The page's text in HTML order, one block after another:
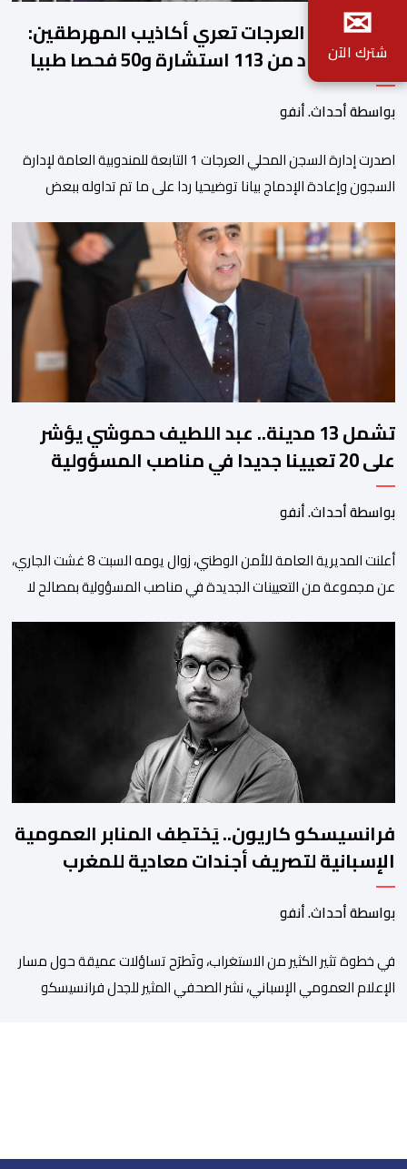
ادارة سجن العرجات تعري أكاذيب المهرطقين:
زيان استفاد من 113 استشارة و50 فحصا طبيا
بواسطة أحداث. أنفو
اصدرت إدارة السجن المحلي العرجات 1 التابعة للمندوبية العامة لإدارة
السجون وإعادة الإدماج بيانا توضيحيا ردا على ما تم تداوله ببعض
زيان، المعتقل بالمؤسسة ذاتها، وذلك لتنوير الرأي العام بالحقائق
والمعطيات الدقيقة.واوضحت إدارة المؤسسة السجنية أن المعني
بالأمر يستفيد منذ إيداعه من تتبع طبي منتظم ومستمر وفقا […]
تشمل 13 مدينة.. عبد اللطيف حموشي يؤشر
على 20 تعيينا جديدا في مناصب المسؤولية
بمصالح الأمن الوطني
بواسطة أحداث. أنفو
أعلنت المديرية العامة للأمن الوطني، زوال يومه السبت 8 غشت الجاري،
عن مجموعة من التعيينات الجديدة في مناصب المسؤولية بمصالح لا
والعروي وأسفي ووجدة والعيون والدار البيضاء وبني ملال وابن جرير
وطنجة وأصيلة، وذلك في إطار دينامية داخلية تهدف لضخ دماء جديدة
والاستعانة بكفاءات أمنية شابة ومتمرسة، […]
فرانسيسكو كاريون.. يَختطِف المنابر العمومية
الإسبانية لتصريف أجندات معادية للمغرب
بواسطة أحداث. أنفو
في خطوة تثير الكثير من الاستغراب، وتَطرَح تساؤلات عميقة حول مسار
الإعلام العمومي الإسباني، نشر الصحفي المثير للجدل فرانسيسكو
✉
شترك الآن